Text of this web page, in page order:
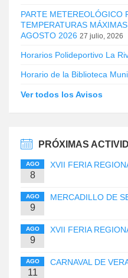
PARTE METEREOLÓGICO
TEMPERATURAS
AGOSTO 2026 27 julio, 2026
Horarios Polideportivo La
Horario de la Biblioteca
Ver todos los Avisos
PRÓXIMAS
AGO
8
XVII FERIA
AGO
9
MERCADILLO DE
AGO
9
XVII FERIA
AGO
11
CARNAVAL DE